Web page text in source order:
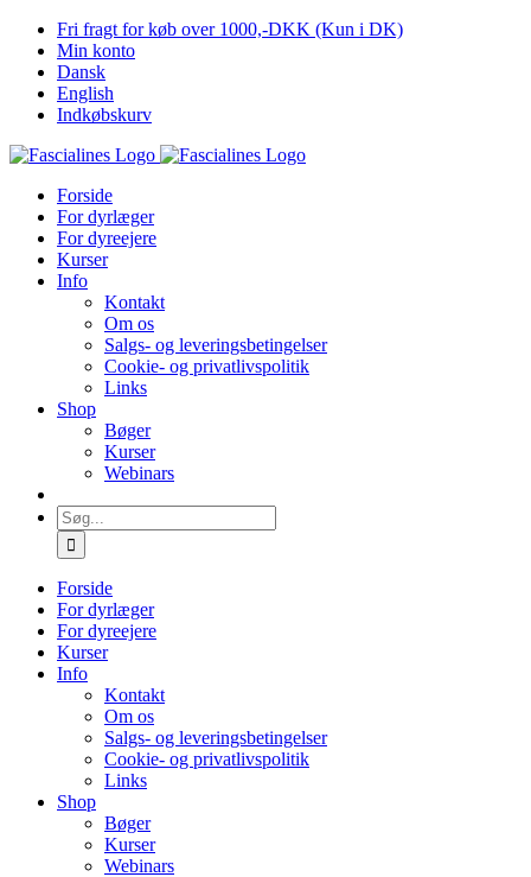
Skip
content
Fri fragt for køb over 1000,-DKK (Kun i DK)
Min konto
Dansk
English
Indkøbskurv
Forside
For dyrlæger
For dyreejere
Kurser
Info
Kontakt
Om os
Salgs- og leveringsbetingelser
Cookie- og privatlivspolitik
Links
Shop
Bøger
Kurser
Webinars
Søg
efter:
Forside
For dyrlæger
For dyreejere
Kurser
Info
Kontakt
Om os
Salgs- og leveringsbetingelser
Cookie- og privatlivspolitik
Links
Shop
Bøger
Kurser
Webinars